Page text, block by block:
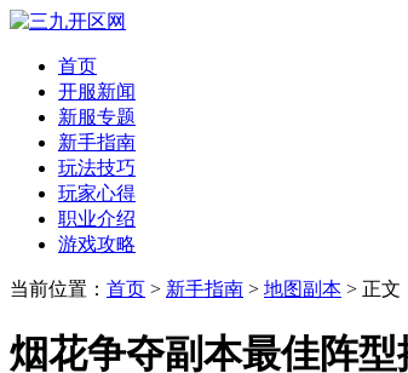
首页
开服新闻
新服专题
新手指南
玩法技巧
玩家心得
职业介绍
游戏攻略
当前位置： 首页 > 新手指南 > 地图副本 > 正文
烟花争夺副本最佳阵